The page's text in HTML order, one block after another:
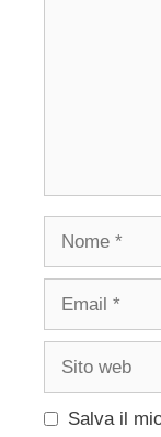
Nome
Email
Sito
Salva il